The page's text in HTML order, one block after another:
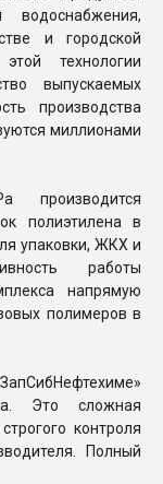
и городской
технологии
выпускаемых
производства
миллионами
производится
полиэтилена в
упаковки, ЖКХ и
работы
напрямую
полимеров в
Это сложная
контроля
Полный